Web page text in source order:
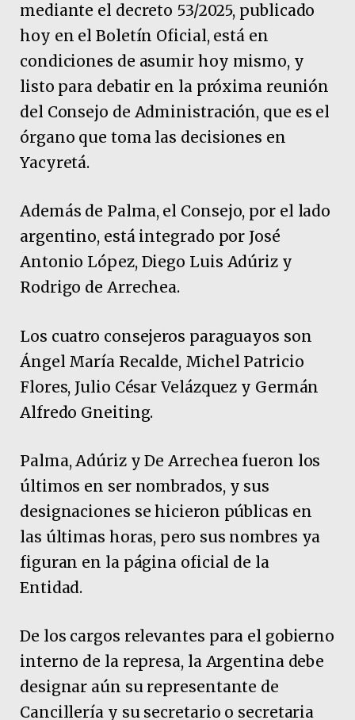
mediante el decreto 53/2025, publicado
hoy en el Boletín Oficial, está en
condiciones de asumir hoy mismo, y
listo para debatir en la próxima reunión
del Consejo de Administración, que es el
órgano que toma las decisiones en
Yacyretá.
Además de Palma, el Consejo, por el lado
argentino, está integrado por José
Antonio López, Diego Luis Adúriz y
Rodrigo de Arrechea.
Los cuatro consejeros paraguayos son
Ángel María Recalde, Michel Patricio
Flores, Julio César Velázquez y Germán
Alfredo Gneiting.
Palma, Adúriz y De Arrechea fueron los
últimos en ser nombrados, y sus
designaciones se hicieron públicas en
las últimas horas, pero sus nombres ya
figuran en la página oficial de la
Entidad.
De los cargos relevantes para el gobierno
interno de la represa, la Argentina debe
designar aún su representante de
Cancillería y su secretario o secretaria